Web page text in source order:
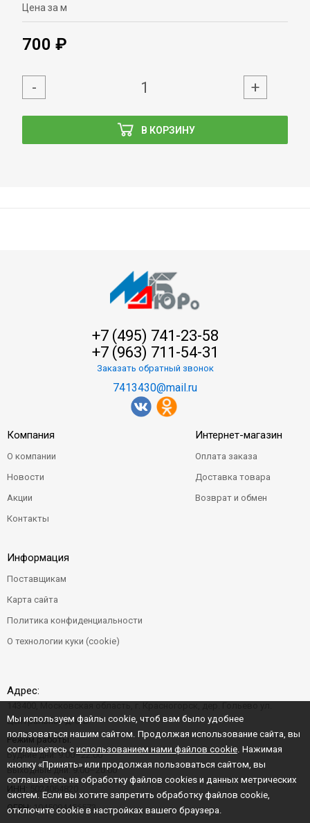
Цена за м
700 ₽
В КОРЗИНУ
- +
+7 (495) 741-23-58
+7 (963) 711-54-31
Заказать обратный звонок
7413430@mail.ru
Компания
О компании
Новости
Акции
Контакты
Интернет-магазин
Оплата заказа
Доставка товара
Возврат и обмен
Информация
Поставщикам
Карта сайта
Политика конфиденциальности
О технологии куки (cookie)
Адрес:
Центральная д. 6"Б"
Режим работы:
Будние дни: 9:00–22:00
Выходные дни: 9:00–20:00
ИНН:
ОГРН:1045004456573
Мы используем файлы cookie, чтоб вам было удобнее
пользоваться нашим сайтом. Продолжая использование сайта, вы
соглашаетесь с использованием нами файлов cookie . Нажимая
кнопку «Принять» или продолжая пользоваться сайтом, вы
соглашаетесь на обработку файлов cookies и данных метрических
систем. Если вы хотите запретить обработку файлов cookie,
отключите cookie в настройках вашего браузера.